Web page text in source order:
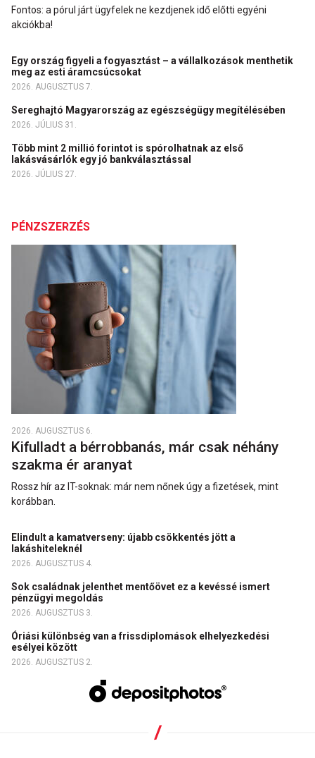
Fontos: a pórul járt ügyfelek ne kezdjenek idő előtti egyéni
akciókba!
Egy ország figyeli a fogyasztást – a vállalkozások menthetik
meg az esti áramcsúcsokat
2026. AUGUSZTUS 7.
Sereghajtó Magyarország az egészségügy megítélésében
2026. JÚLIUS 31.
Több mint 2 millió forintot is spórolhatnak az első
lakásvásárlók egy jó bankválasztással
2026. JÚLIUS 27.
PÉNZSZERZÉS
2026. AUGUSZTUS 6.
Kifulladt a bérrobbanás, már csak néhány
szakma ér aranyat
Rossz hír az IT-soknak: már nem nőnek úgy a fizetések, mint
korábban.
Elindult a kamatverseny: újabb csökkentés jött a
lakáshiteleknél
2026. AUGUSZTUS 4.
Sok családnak jelenthet mentőövet ez a kevéssé ismert
pénzügyi megoldás
2026. AUGUSZTUS 3.
Óriási különbség van a frissdiplomások elhelyezkedési
esélyei között
2026. AUGUSZTUS 2.